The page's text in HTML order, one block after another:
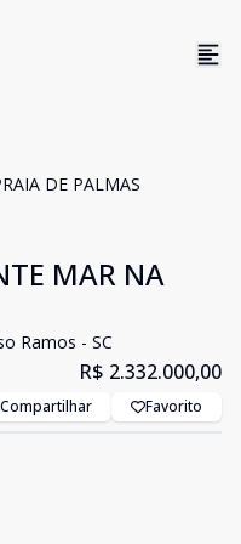
DE PALMAS
MAR NA
Ramos - SC
R$ 2.332.000,00
Compartilhar Favorito